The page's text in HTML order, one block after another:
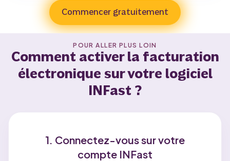
Commencer gratuitement
POUR ALLER PLUS LOIN
Comment activer la facturation
électronique sur votre logiciel
INFast ?
1. Connectez-vous sur votre
compte INFast